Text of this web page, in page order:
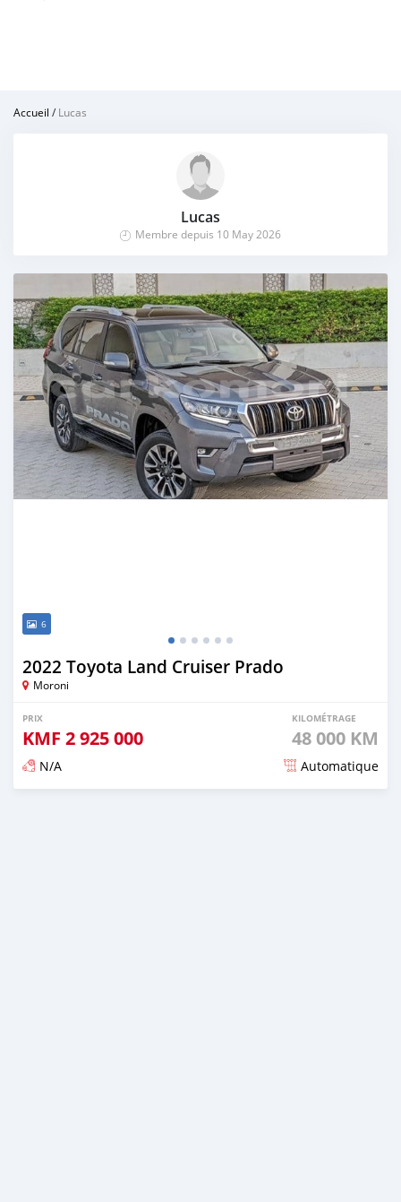
Accueil /Lucas
Lucas
Membre depuis 10 May 2026
6
2022 Toyota Land Cruiser Prado
Moroni
PRIX
KMF 2 925 000
KILOMÉTRAGE
48 000 KM
N/A Automatique